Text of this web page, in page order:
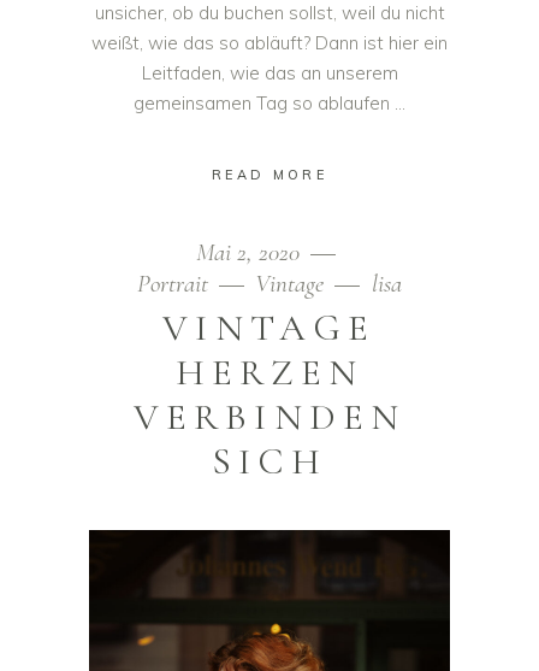
unsicher, ob du buchen sollst, weil du nicht
weißt, wie das so abläuft? Dann ist hier ein
Leitfaden, wie das an unserem
gemeinsamen Tag so ablaufen
READ MORE
Mai 2, 2020
Portrait
Vintage lisa
VINTAGE
HERZEN
VERBINDEN
SICH